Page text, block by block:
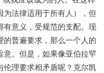
法律适用于所有人），但
有意义，受规范的支配。现
普遍要求，那么一个人的
意。但是，如果像亚伯拉罕
伦理要求相矛盾呢？克尔凯